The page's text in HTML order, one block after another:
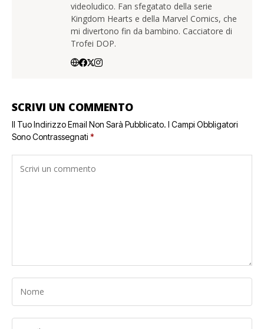
videoludico. Fan sfegatato della serie
Kingdom Hearts e della Marvel Comics, che
mi divertono fin da bambino. Cacciatore di
Trofei DOP.
SCRIVI UN COMMENTO
Il Tuo Indirizzo Email Non Sarà Pubblicato. I Campi Obbligatori
Sono Contrassegnati *